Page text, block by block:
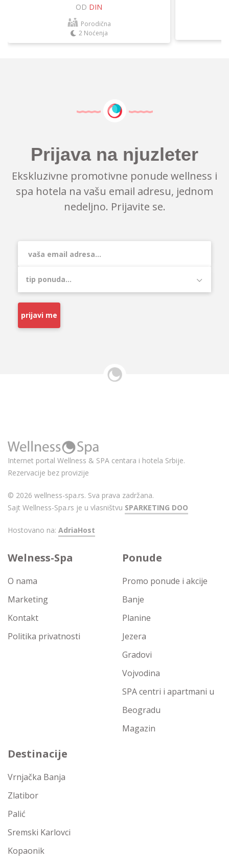
OD DIN
Porodična
2 Noćenja
Prijava na njuzleter
Ekskluzivne promotivne ponude wellness i
spa hotela na vašu email adresu, jednom
nedeljno. Prijavite se.
prijavi me
Internet portal Wellness & SPA centara i hotela Srbije.
Rezervacije bez provizije
© 2026 wellness-spa.rs. Sva prava zadržana.
Sajt Wellness-Spa.rs je u vlasništvu SPARKETING DOO
Hostovano na: AdriaHost
Welness-Spa
O nama
Marketing
Kontakt
Politika privatnosti
Ponude
Promo ponude i akcije
Banje
Planine
Jezera
Gradovi
Vojvodina
SPA centri i apartmani u
Beogradu
Magazin
Destinacije
Vrnjačka Banja
Zlatibor
Palić
Sremski Karlovci
Kopaonik